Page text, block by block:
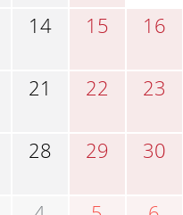
14 15 16
21 22 23
28 29 30